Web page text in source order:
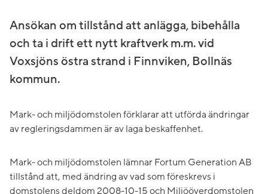
Ansökan om tillstånd att anlägga, bibehålla
och ta i drift ett nytt kraftverk m.m. vid
Voxsjöns östra strand i Finnviken, Bollnäs
kommun.
Mark- och miljödomstolen förklarar att utförda ändringar
av regleringsdammen är av laga beskaffenhet.
Mark- och miljödomstolen lämnar Fortum Generation AB
tillstånd att, med ändring av vad som föreskrevs i
domstolens deldom 2008-10-15 och Miljööverdomstolen